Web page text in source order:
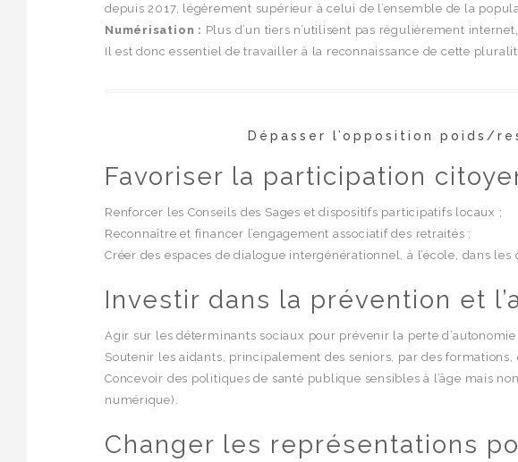
depuis 2017, légèrement supérieur à celui de l’ensemble de la
Numérisation : Plus d’un tiers n’utilisent pas régulièrement
Il est donc essentiel de travailler à la reconnaissance de cette
Dépasser l’opposition poids/
Favoriser la participation
Renforcer les Conseils des Sages et dispositifs participatifs locaux ;
Reconnaître et financer l’engagement associatif des retraités ;
Créer des espaces de dialogue intergénérationnel, à l’école, dans
Investir dans la prévention et
Agir sur les déterminants sociaux pour prévenir la perte
Soutenir les aidants, principalement des seniors, par des formations,
Concevoir des politiques de santé publique sensibles à l’âge mais
numérique).
Changer les représentations